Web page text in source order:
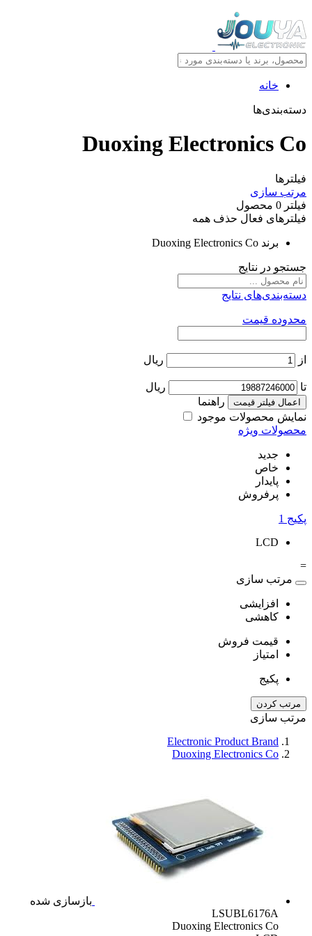
خانه
دسته‌بندی‌ها
Duoxing Electronics Co
فیلترها
مرتب سازی
فیلتر 0 محصول
فیلترهای فعال حذف همه
برند Duoxing Electronics Co
جستجو در نتایج
دسته‌بندی‌های نتایج
محدوده قیمت
از ریال
تا ریال
اعمال فیلتر قیمت
راهنما
نمایش محصولات موجود
محصولات ویژه
جدید
خاص
پایدار
پرفروش
پکیج 1
LCD
=
مرتب سازی
افزایشی
کاهشی
قیمت فروش
امتیاز
پکیج
مرتب کردن
مرتب سازی
Electronic Product Brand
Duoxing Electronics Co
بازسازی شده
LSUBL6176A
Duoxing Electronics Co